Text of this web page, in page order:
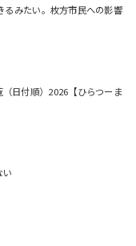
るみたい。枚方市民への影響
日付順）2026【ひらつーま
い